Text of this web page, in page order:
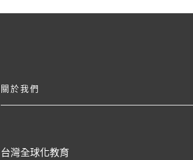
關於我們
台灣全球化教育